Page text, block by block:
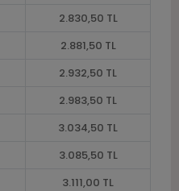
2.830,50 TL
2.881,50 TL
2.932,50 TL
2.983,50 TL
3.034,50 TL
3.085,50 TL
3.111,00 TL